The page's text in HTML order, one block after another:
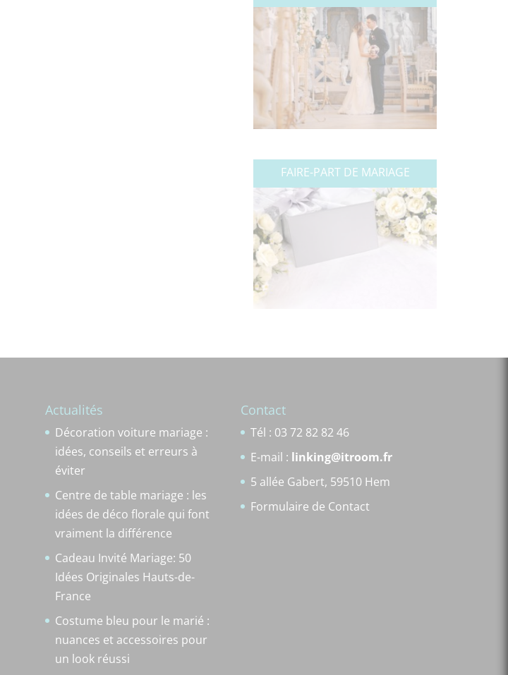
FAIRE-PART DE MARIAGE
Actualités
Décoration voiture mariage :
idées, conseils et erreurs à
éviter
Centre de table mariage : les
idées de déco florale qui font
vraiment la différence
Cadeau Invité Mariage: 50
Idées Originales Hauts-de-
France
Costume bleu pour le marié :
nuances et accessoires pour
un look réussi
Contact
Tél : 03 72 82 82 46
E-mail : linking@itroom.fr
5 allée Gabert, 59510 Hem
Formulaire de Contact